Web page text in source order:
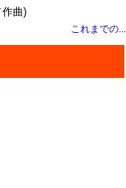
曲)
これまでの...